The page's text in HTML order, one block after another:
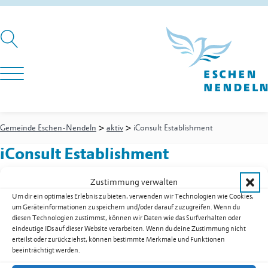
Zustimmung verwalten
Um dir ein optimales Erlebnis zu bieten, verwenden wir Technologien wie Cookies,
um Geräteinformationen zu speichern und/oder darauf zuzugreifen. Wenn du
diesen Technologien zustimmst, können wir Daten wie das Surfverhalten oder
eindeutige IDs auf dieser Website verarbeiten. Wenn du deine Zustimmung nicht
erteilst oder zurückziehst, können bestimmte Merkmale und Funktionen
beeinträchtigt werden.
Gemeinde Eschen-Nendeln > aktiv > iConsult Establishment
iConsult Establishment
Eichenstrasse 47
9492Eschen
Festnetz+423 375 03 45
info@iConsult.li